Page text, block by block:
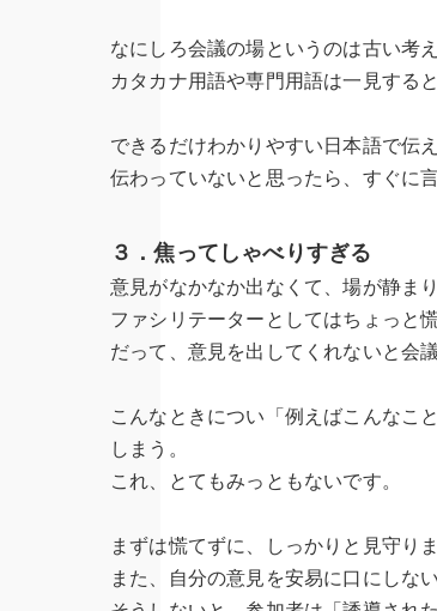
なにしろ会議の場というのは古い考
カタカナ用語や専門用語は一見する
できるだけわかりやすい日本語で伝え
伝わっていないと思ったら、すぐに
３．焦ってしゃべりすぎる
意見がなかなか出なくて、場が静ま
ファシリテーターとしてはちょっと
だって、意見を出してくれないと会
こんなときについ「例えばこんなこ
しまう。
これ、とてもみっともないです。
まずは慌てずに、しっかりと見守りま
また、自分の意見を安易に口にしない